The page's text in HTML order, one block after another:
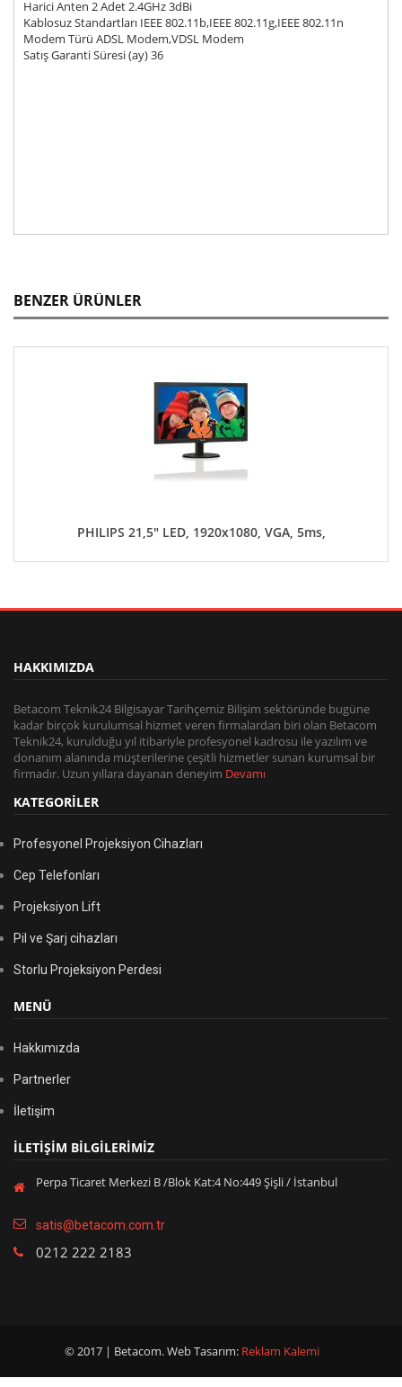
Harici Anten 2 Adet 2.4GHz 3dBi
Kablosuz Standartları IEEE 802.11b,IEEE 802.11g,IEEE 802.11n
Modem Türü ADSL Modem,VDSL Modem
Satış Garanti Süresi (ay) 36
BENZER ÜRÜNLER
PHILIPS 21,5" LED, 1920x1080, VGA, 5ms,
HAKKIMIZDA
Betacom Teknik24 Bilgisayar Tarihçemiz Bilişim sektöründe bugüne
kadar birçok kurulumsal hizmet veren firmalardan biri olan Betacom
Teknik24, kurulduğu yıl itibariyle profesyonel kadrosu ile yazılım ve
donanım alanında müşterilerine çeşitli hizmetler sunan kurumsal bir
firmadır. Uzun yıllara dayanan deneyim Devamı
KATEGORİLER
Profesyonel Projeksiyon Cihazları
Cep Telefonları
Projeksiyon Lift
Pil ve Şarj cihazları
Storlu Projeksiyon Perdesi
MENÜ
Hakkımızda
Partnerler
İletişim
İLETİŞİM BİLGİLERİMİZ
Perpa Ticaret Merkezi B /Blok Kat:4 No:449 Şişli / İstanbul
satis@betacom.com.tr
0212 222 2183
© 2017 | Betacom. Web Tasarım: Reklam Kalemi